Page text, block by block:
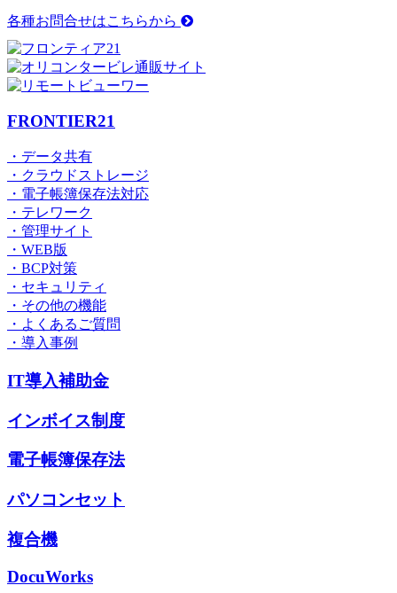
各種お問合せはこちらから
FRONTIER21
・データ共有
・クラウドストレージ
・電子帳簿保存法対応
・テレワーク
・管理サイト
・WEB版
・BCP対策
・セキュリティ
・その他の機能
・よくあるご質問
・導入事例
IT導入補助金
インボイス制度
電子帳簿保存法
パソコンセット
複合機
DocuWorks